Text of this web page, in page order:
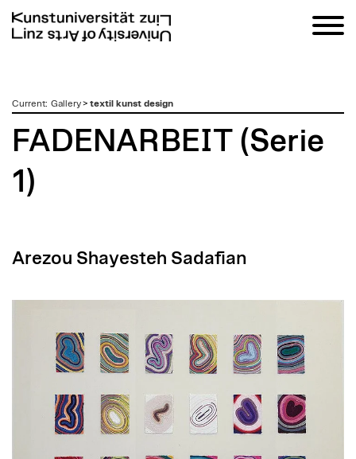
zumCurrent: Gallery> textil kunst design
FADENARBEIT (Serie
1)
Arezou Shayesteh Sadafian